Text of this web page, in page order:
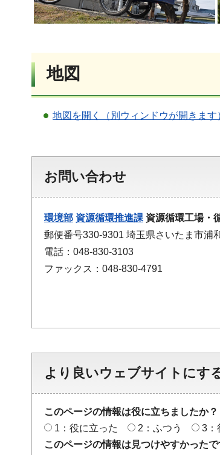
地図
地図を開く（別ウィンドウが開きます
お問い合わせ
環境部 資源循環推進課 資源循環工場・
郵便番号330-9301 埼玉県さいたま市浦
電話：048-830-3103
ファックス：048-830-4791
より良いウェブサイトにす
このページの情報は役に立ちましたか？
1：役に立った
2：ふつう
3：
このページの情報は見つけやすかったで